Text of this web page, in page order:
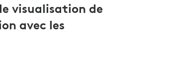
visualisation de
avec les